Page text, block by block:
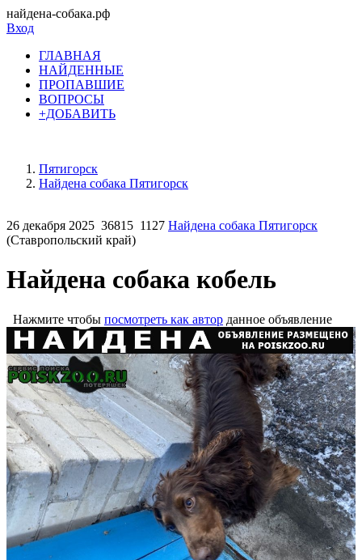
найдена-собака.рф
Вход
ГЛАВНАЯ
НАЙДЕННЫЕ
ПРОПАВШИЕ
ВОПРОСЫ
+ДОБАВИТЬ
Пятигорск
Найдена собака Пятигорск
26 декабря 2025 36815 1127 Найдена собака Пятигорск
(Ставропольский край)
Найдена собака кобель
Нажмите чтобы посмотреть как автор данное объявление